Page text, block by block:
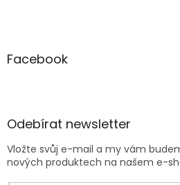
Facebook
Odebírat newsletter
Vložte svůj e-mail a my vám
nových produktech na našem e-